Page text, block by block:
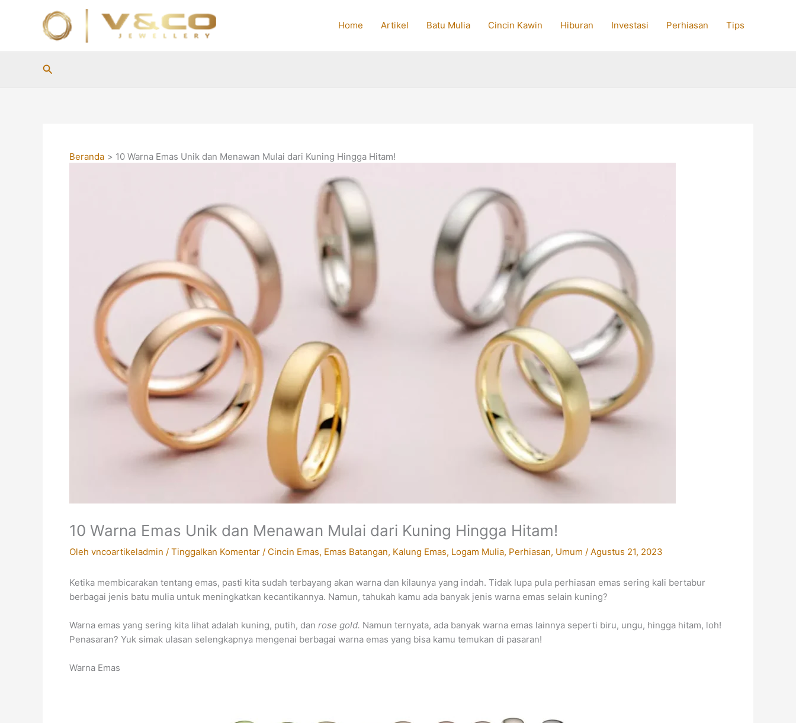
Home Artikel Batu Mulia Cincin Kawin Hiburan Investasi Perhiasan Tips
Cari
Beranda 10 Warna Emas Unik dan Menawan Mulai dari Kuning Hingga Hitam!
10 Warna Emas Unik dan Menawan Mulai dari Kuning Hingga Hitam!
Oleh vncoartikeladmin / Tinggalkan Komentar / Cincin Emas, Emas Batangan, Kalung Emas, Logam Mulia, Perhiasan, Umum / Agustus 21, 2023
Ketika membicarakan tentang emas, pasti kita sudah terbayang akan warna dan kilaunya yang indah. Tidak lupa pula perhiasan emas sering kali bertabur
berbagai jenis batu mulia untuk meningkatkan kecantikannya. Namun, tahukah kamu ada banyak jenis warna emas selain kuning?
Warna emas yang sering kita lihat adalah kuning, putih, dan rose gold. Namun ternyata, ada banyak warna emas lainnya seperti biru, ungu, hingga hitam, loh!
Penasaran? Yuk simak ulasan selengkapnya mengenai berbagai warna emas yang bisa kamu temukan di pasaran!
Warna Emas